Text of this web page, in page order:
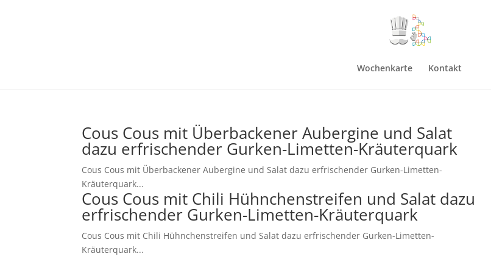
Wochenkarte Kontakt
Cous Cous mit Überbackener Aubergine und Salat
dazu erfrischender Gurken-Limetten-Kräuterquark
Cous Cous mit Überbackener Aubergine und Salat dazu erfrischender Gurken-Limetten-
Kräuterquark...
Cous Cous mit Chili Hühnchenstreifen und Salat dazu
erfrischender Gurken-Limetten-Kräuterquark
Cous Cous mit Chili Hühnchenstreifen und Salat dazu erfrischender Gurken-Limetten-
Kräuterquark...